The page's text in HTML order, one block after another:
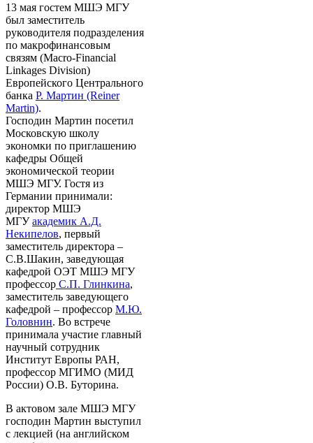
13 мая гостем МШЭ МГУ
был заместитель
руководителя подразделения
по макрофинансовым
связям (Macro‐Financial
Linkages Division)
Европейского Центрального
банка Р. Мартин (Reiner
Martin).
Господин Мартин посетил
Московскую школу
экономки по приглашению
кафедры Общей
экономической теории
МШЭ МГУ. Гостя из
Германии принимали:
директор МШЭ
МГУакадемик А.Д.
Некипелов, первый
заместитель директора –
С.В.Шакин, заведующая
кафедрой ОЭТ МШЭ МГУ
профессор С.П. Глинкина,
заместитель заведующего
кафедрой – профессор М.Ю.
Головнин. Во встрече
принимала участие главный
научный сотрудник
Институт Европы РАН,
профессор МГИМО (МИД
России) О.В. Буторина.
В актовом зале МШЭ МГУ
господин Мартин выступил
с лекцией (на английском